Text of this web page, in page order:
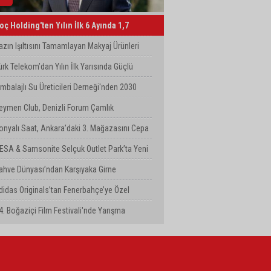
Holding'ten Yılın İlk 6 Ayında 1,7
Dolarlık Kombine Yatırım
Işıltısını Tamamlayan Makyaj Ürünleri
Türkiye'de!
Telekom’dan Yılın İlk Yarısında Güçlü
Su Üreticileri Derneği'nden 2030
Club, Denizli Forum Çamlık
Yeniledi
Saat, Ankara’daki 3. Mağazasını Cepa
Açtı
& Samsonite Selçuk Outlet Park’ta Yeni
Açtı
Dünyası’ndan Karşıyaka Girne
Yeni Mağaza
Originals’tan Fenerbahçe’ye Özel
Boğaziçi Film Festivali'nde Yarışma